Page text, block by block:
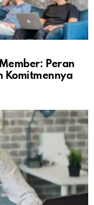
Peran
Komitmennya